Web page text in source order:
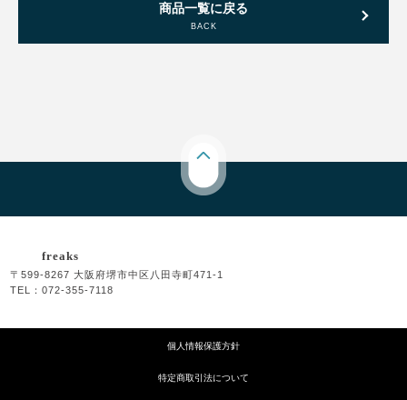
商品一覧に戻る
BACK
freaks
〒599-8267 大阪府堺市中区八田寺町471-1
TEL：072-355-7118
個人情報保護方針
特定商取引法について